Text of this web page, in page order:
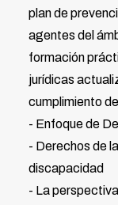
plan de
agentes del
formación
jurídicas
cumplimiento
- Enfoque de
- Derechos de
discapacidad
- La